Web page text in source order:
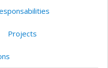
Projects